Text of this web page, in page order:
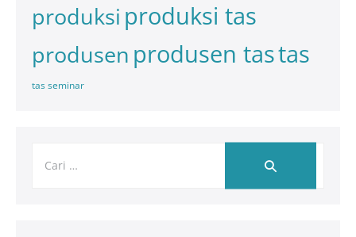
produksi produksi tas
produsen produsen tastas
tas seminar